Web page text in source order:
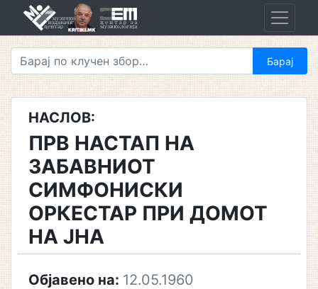
НАСЛОВ:
ПРВ НАСТАП НА
ЗАБАВНИОТ
СИМФОНИСКИ
ОРКЕСТАР ПРИ ДОМОТ
НА ЈНА
Објавено на: 12.05.1960